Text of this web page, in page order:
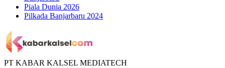
Piala Dunia 2026
Pilkada Banjarbaru 2024
PT KABAR KALSEL MEDIATECH